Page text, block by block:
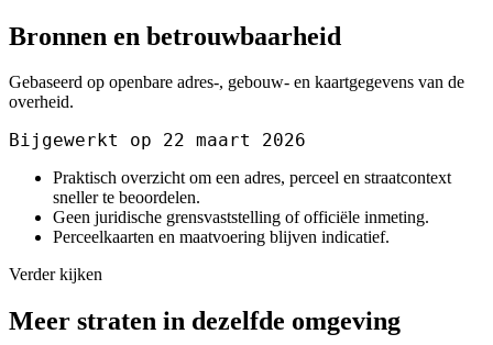
Bronnen en betrouwbaarheid
Gebaseerd op openbare adres-, gebouw- en kaartgegevens van de
overheid.
Bijgewerkt op 22 maart 2026
Praktisch overzicht om een adres, perceel en straatcontext
sneller te beoordelen.
Geen juridische grensvaststelling of officiële inmeting.
Perceelkaarten en maatvoering blijven indicatief.
Verder kijken
Meer straten in dezelfde omgeving